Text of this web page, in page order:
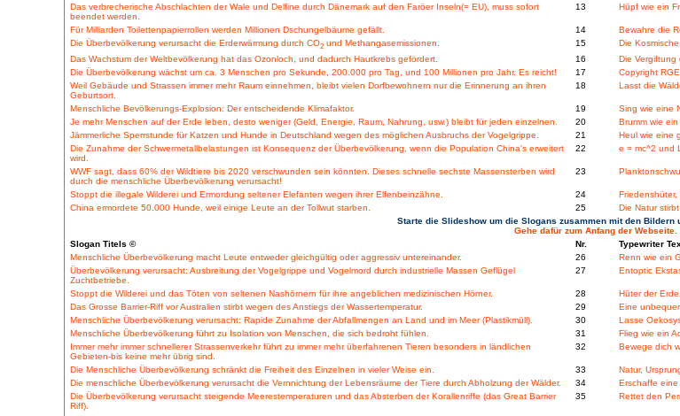
Das verbrecherische Abschlachten der Wale und Delfine durch Dänemark auf den Faröer Inseln(= EU), muss sofort
beendet werden.
13 Hüpf wie ein
Für Milliarden Toilettenpapierrollen werden Millionen Dschungelbäume gefällt. 14
Bewahre die
Die Überbevölkerung verursacht die Erderwärmung durch CO2 und Methangasemissionen. 15
Die
Das Wachstum der Weltbevölkerung hat das Ozonloch, und dadurch Hautkrebs gefördert.
16
Die Vergiftung
Die Überbevölkerung wächst um ca. 3 Menschen pro Sekunde, 200.000 pro Tag, und 100 Millionen pro Jahr. Es reicht!
17
Copyright
Weil Gebäude und Strassen immer mehr Raum einnehmen, bleibt vielen Dorfbewohnern nur die Erinnerung an ihren
Geburtsort.
18 Lasst die
Menschliche Bevölkerungs-Explosion: Der entscheidende Klimafaktor. 19
Sing wie eine
Je mehr Menschen auf der Erde leben, desto weniger (Geld, Energie, Raum, Nahrung, usw.) bleibt für jeden einzelnen.
20
Brumm wie ein
Jämmerliche Sperrstunde für Katzen und Hunde in Deutschland wegen des möglichen Ausbruchs der Vogelgrippe.
21
Heul wie eine
Die Zunahme der Schwermetallbelastungen ist Konsequenz der Überbevölkerung, wenn die Population China's erweitert
wird.
22 e = mc^2 und
WWF sagt, dass 60% der Wildtiere bis 2020 verschwunden sein könnten. Dieses schnelle sechste Massensterben wird
durch die menschliche Überbevölkerung verursacht!
23
Stoppt die illegale Wilderei und Ermordung seltener Elefanten wegen ihrer Elfenbeinzähne. 24
Friedenshüter,
China ermordete 50.000 Hunde, weil einige Leute an der Tollwut starben.
25
Die Natur
Starte die Slideshow um die Slogans zusammen mit den Bildern
Gehe dafür zum Anfang der Webseite.
Slogan Titels ©
Nr.
Typewriter
Menschliche Überbevölkerung macht Leute entweder gleichgültig oder aggressiv untereinander.
26
Renn wie ein
Überbevölkerung verursacht: Ausbreitung der Vogelgrippe und Vogelmord durch industrielle Massen Geflügel
Zuchtbetriebe.
27 Entoptic
Stoppt die Wilderei und das Töten von seltenen Nashörnern für ihre angeblichen medizinischen Hörner. 28
Hüter der
Das Grosse Barrier-Riff vor Australien stirbt wegen des Anstiegs der Wassertemperatur.
29
Eine
Menschliche Überbevölkerung verursacht: Rapide Zunahme der Abfallmengen an Land und im Meer (Plastikmüll).
30
Lasse
Menschliche Überbevölkerung führt zu Isolation von Menschen, die sich bedroht fühlen.
31
Flieg wie ein
Immer mehr immer schnellerer Strassenverkehr führt zu immer mehr überfahrenen Tieren besonders in ländlichen
Gebieten-bis keine mehr übrig sind.
32 Bewege dich
Die Menschliche Überbevölkerung schränkt die Freiheit des Einzelnen in vieler Weise ein. 33
Natur,
Die menschliche Überbevölkerung verursacht die Vernnichtung der Lebensräume der Tiere durch Abholzung der Wälder.
34
Erschaffe
Die Überbevölkerung verursacht steigende Meerestemperaturen und das Absterben der Korallenriffe (das Great Barrier
Riff).
35 Rettet den